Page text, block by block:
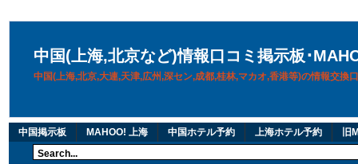
中国(上海,北京など)情報口コミ掲示板･
中国(上海,北京,大連,天津,広州,深セン,成都,桂林,マカオ,香港等)の情報交換
中国掲示板 MAHOO! 上海 中国ホテル予約 上海ホテル予約 旧